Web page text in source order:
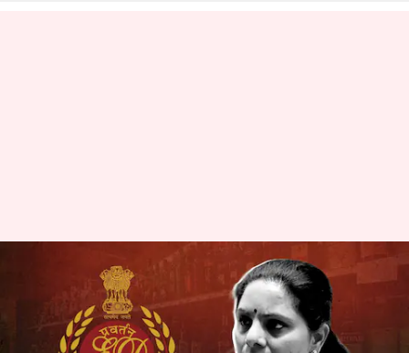
ఢిల్లీ లిక్కర్ స్కామ్ కేసులో ఎమ్మెల్సీ
కవితకు సమన్లు జారీ చేసిన ఈడీ
Nishkala Sathivada Mar 08, 2023 11:35 am